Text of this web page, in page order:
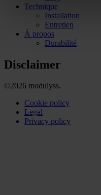
Technique
Installation
Entretien
À propos
Durabilité
Disclaimer
©2026 modulyss.
Cookie policy
Legal
Privacy policy